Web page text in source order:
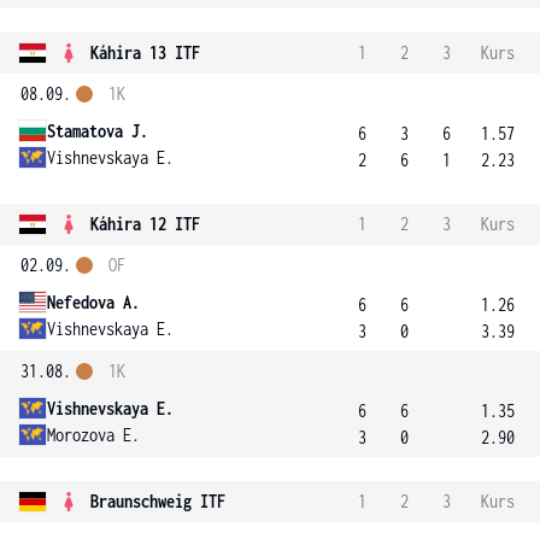
Káhira 13 ITF 1 2 3
Kurs
08.09.
Stamatova J.
Vishnevskaya E.
1K
6
2
3
6
6
1
1.57
2.23
Káhira 12 ITF 1 2 3
Kurs
02.09.
Nefedova A.
Vishnevskaya E.
OF
6
3
6
0
1.26
3.39
31.08.
Vishnevskaya E.
Morozova E.
1K
6
3
6
0
1.35
2.90
Braunschweig ITF 1 2 3
Kurs